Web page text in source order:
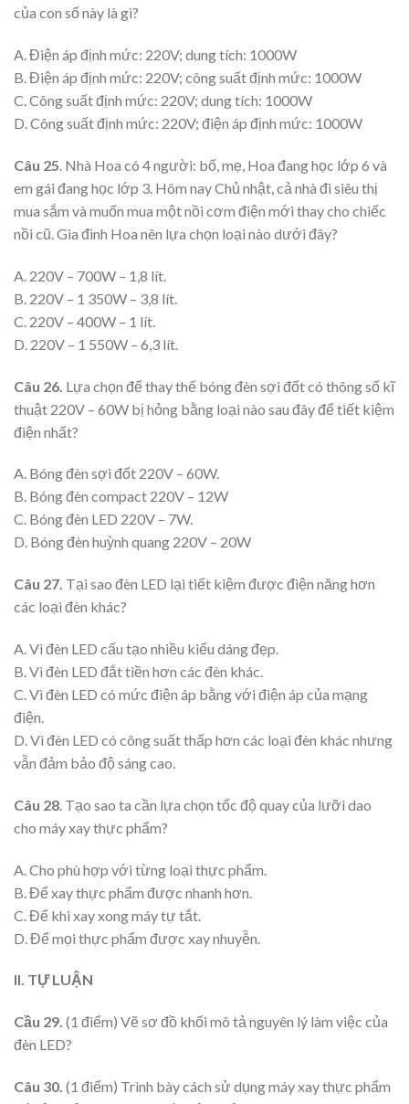
của con số này là gì?
A. Điện áp định mức: 220V; dung tích: 1000W
B. Điện áp định mức: 220V; công suất định mức: 1000W
C. Công suất định mức: 220V; dung tích: 1000W
D. Công suất định mức: 220V; điện áp định mức: 1000W
Câu 25. Nhà Hoa có 4 người: bố, mẹ, Hoa đang học lớp 6 và
em gái đang học lớp 3. Hôm nay Chủ nhật, cả nhà đi siêu thị
mua sắm và muốn mua một nồi cơm điện mới thay cho chiếc
nồi cũ. Gia đình Hoa nên lựa chọn loại nào dưới đây?
A. 220V – 700W – 1,8 lít.
B. 220V – 1 350W – 3,8 lít.
C. 220V – 400W – 1 lít.
D. 220V – 1 550W – 6,3 lít.
Câu 26. Lựa chọn để thay thế bóng đèn sợi đốt có thông số kĩ
thuật 220V – 60W bị hỏng bằng loại nào sau đây để tiết kiệm
điện nhất?
A. Bóng đèn sợi đốt 220V – 60W.
B. Bóng đèn compact 220V – 12W
C. Bóng đèn LED 220V – 7W.
D. Bóng đèn huỳnh quang 220V – 20W
Câu 27. Tại sao đèn LED lại tiết kiệm được điện năng hơn
các loại đèn khác?
A. Vì đèn LED cấu tạo nhiều kiểu dáng đẹp.
B. Vì đèn LED đắt tiền hơn các đèn khác.
C. Vì đèn LED có mức điện áp bằng với điện áp của mạng
điện.
D. Vì đèn LED có công suất thấp hơn các loại đèn khác nhưng
vẫn đảm bảo độ sáng cao.
Câu 28 . Tạo sao ta cần lựa chọn tốc độ quay của lưỡi dao
cho máy xay thực phẩm?
A. Cho phù hợp với từng loại thực phẩm.
B. Để xay thực phẩm được nhanh hơn.
C. Để khi xay xong máy tự tắt.
D. Để mọi thực phẩm được xay nhuyễn.
II. TỰ LUẬN
Cầu 29. (1 điểm) Vẽ sơ đồ khối mô tả nguyên lý làm việc của
đèn LED?
Câu 30. (1 điểm) Trình bày cách sử dụng máy xay thực phẩm